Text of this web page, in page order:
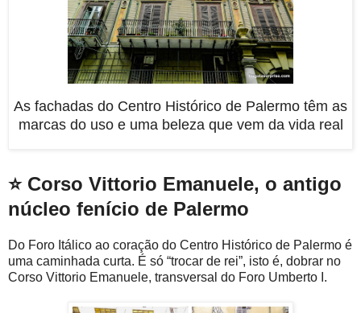
As fachadas do Centro Histórico de Palermo têm as
marcas do uso e uma beleza que vem da vida real
⭐ Corso Vittorio Emanuele, o antigo
núcleo fenício de Palermo
Do Foro Itálico ao coração do Centro Histórico de Palermo é
uma caminhada curta. É só “trocar de rei”, isto é, dobrar no
Corso Vittorio Emanuele, transversal do Foro Umberto I.